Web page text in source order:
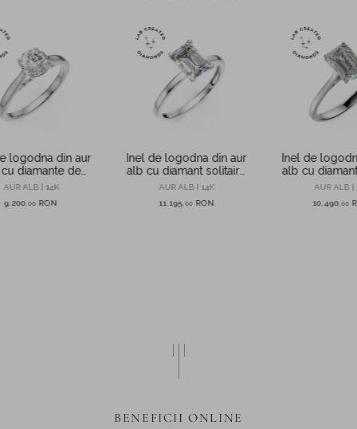
logodna din aur
diamante de
create in
AUR ALB | 14K
9.200 ,00 RON
Inel de logodna din aur
alb cu diamant solitaire
de 1.5ct creat in
AUR ALB | 14K
11.195 00 RON
Inel de
alb cu
de 1.6ct
AUR ALB |
10.490 ,00
BENEFICII ONLINE